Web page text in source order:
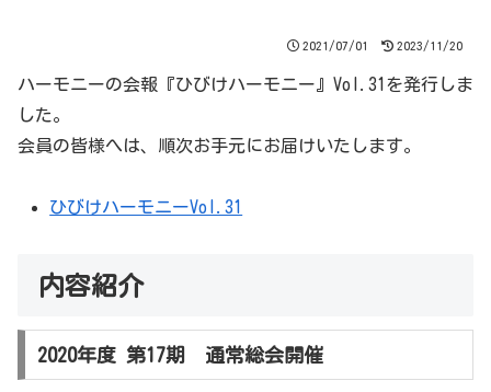
2021/07/01 2023/11/20
ハーモニーの会報『ひびけハーモニー』Vol.31を発行しま
した。
会員の皆様へは、順次お手元にお届けいたします。
ひびけハーモニーVol.31
内容紹介
2020年度 第17期 通常総会開催